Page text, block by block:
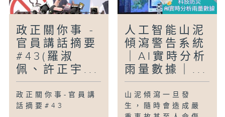
政正關你事 -
官員講話摘要
#43(羅淑
佩、許正宇...
政正關你事-官員講
話摘要#43
人工智能山泥
傾瀉警告系統
｜AI實時分析
雨量數據｜...
山泥傾瀉一旦發
生，隨時會造成嚴